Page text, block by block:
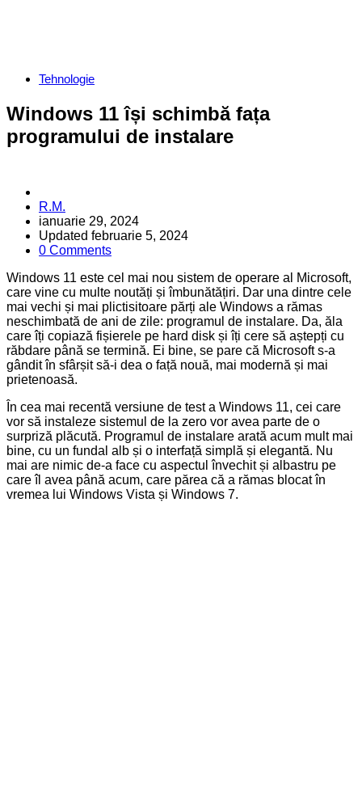
Categories
Tehnologie
Windows 11 își schimbă fața
programului de instalare
Posted
by
R.M.
ianuarie 29, 2024
Updated februarie 5, 2024
0 Comments
Windows 11 este cel mai nou sistem de operare al Microsoft,
care vine cu multe noutăți și îmbunătățiri. Dar una dintre cele
mai vechi și mai plictisitoare părți ale Windows a rămas
neschimbată de ani de zile: programul de instalare. Da, ăla
care îți copiază fișierele pe hard disk și îți cere să aștepți cu
răbdare până se termină. Ei bine, se pare că Microsoft s-a
gândit în sfârșit să-i dea o față nouă, mai modernă și mai
prietenoasă.
În cea mai recentă versiune de test a Windows 11, cei care
vor să instaleze sistemul de la zero vor avea parte de o
surpriză plăcută. Programul de instalare arată acum mult mai
bine, cu un fundal alb și o interfață simplă și elegantă. Nu
mai are nimic de-a face cu aspectul învechit și albastru pe
care îl avea până acum, care părea că a rămas blocat în
vremea lui Windows Vista și Windows 7.